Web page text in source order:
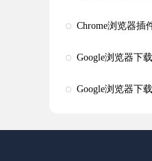
Chrome浏览器插
Google浏览器下
Google浏览器下